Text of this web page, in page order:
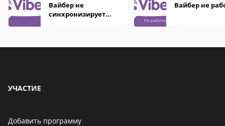
Вайбер не
синхронизирует
Вайбер не
УЧАСТИЕ
Добавить программу